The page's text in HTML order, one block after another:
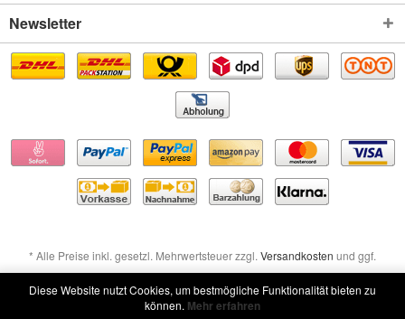
Newsletter
* Alle Preise inkl. gesetzl. Mehrwertsteuer zzgl. Versandkosten und ggf.
Nachnahmegebühren, wenn nicht anders beschrieben
Widerruf erklären
Diese Website nutzt Cookies, um bestmögliche Funktionalität bieten zu
können. Mehr erfahren